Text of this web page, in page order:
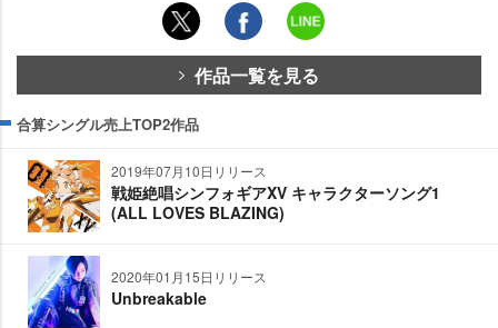
作品一覧を見る
合算シングル売上TOP2作品
2019年07月10日リリース
戦姫絶唱シンフォギアXV キャラクターソング1
(ALL LOVES BLAZING)
2020年01月15日リリース
Unbreakable